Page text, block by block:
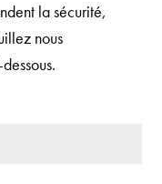
la sécurité,
nous